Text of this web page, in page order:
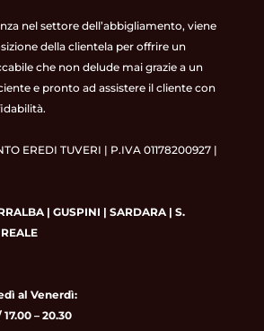
nel settore dell’abbigliamento, viene
della clientela per offrire un
che non delude mai grazie a un
e pronto ad assistere il cliente con
EREDI TUVERI | P.IVA 01178200927 |
| GUSPINI | SARDARA| S.
al Venerdì:
– 20.30